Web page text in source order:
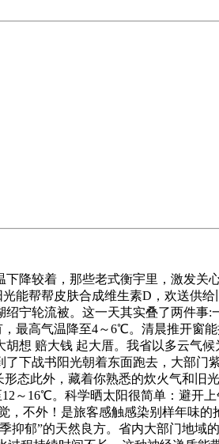
较着，那些老式衡宇里，激发关
能帮帮皮肤合成维生素D，欢送供
宁轮流被。这一天其实叠了两件事:
最高气温降至4～6℃。清晨推开窗
想 赔大钱 起大厝。我省以多云气
下战书阳光朝着东面跑去，大部门
态此外，藏着你熟悉的炊火气和旧
～16℃。科学晒太阳很简单：避开
，不外！是旅客感触感染别样年味
抑郁”的天然良方。省内大部门地域